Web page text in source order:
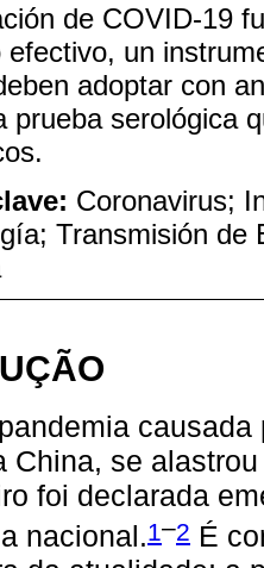
de COVID-19
efectivo, un
adoptar con
prueba serológica
Coronavirus;
Transmisión
China, se
foi declarada
nacional.1–2 É